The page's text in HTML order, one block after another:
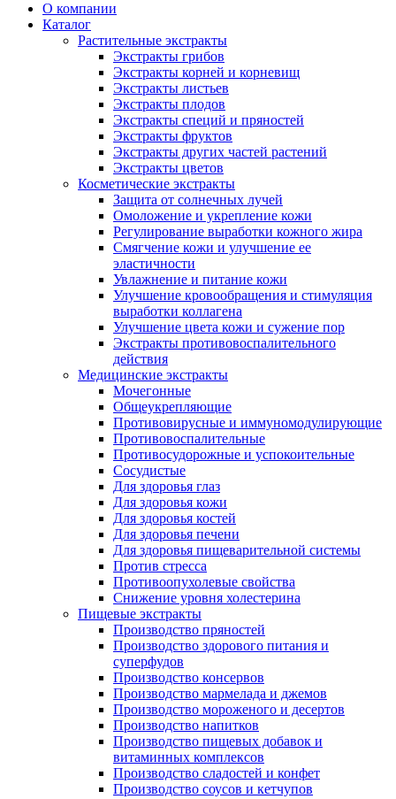
О компании
Каталог
Растительные экстракты
Экстракты грибов
Экстракты корней и корневищ
Экстракты листьев
Экстракты плодов
Экстракты специй и пряностей
Экстракты фруктов
Экстракты других частей растений
Экстракты цветов
Косметические экстракты
Защита от солнечных лучей
Омоложение и укрепление кожи
Регулирование выработки кожного жира
Смягчение кожи и улучшение ее
эластичности
Увлажнение и питание кожи
Улучшение кровообращения и стимуляция
выработки коллагена
Улучшение цвета кожи и сужение пор
Экстракты противовоспалительного
действия
Медицинские экстракты
Мочегонные
Общеукрепляющие
Противовирусные и иммуномодулирующие
Противовоспалительные
Противосудорожные и успокоительные
Сосудистые
Для здоровья глаз
Для здоровья кожи
Для здоровья костей
Для здоровья печени
Для здоровья пищеварительной системы
Против стресса
Противоопухолевые свойства
Снижение уровня холестерина
Пищевые экстракты
Производство пряностей
Производство здорового питания и
суперфудов
Производство консервов
Производство мармелада и джемов
Производство мороженого и десертов
Производство напитков
Производство пищевых добавок и
витаминных комплексов
Производство сладостей и конфет
Производство соусов и кетчупов